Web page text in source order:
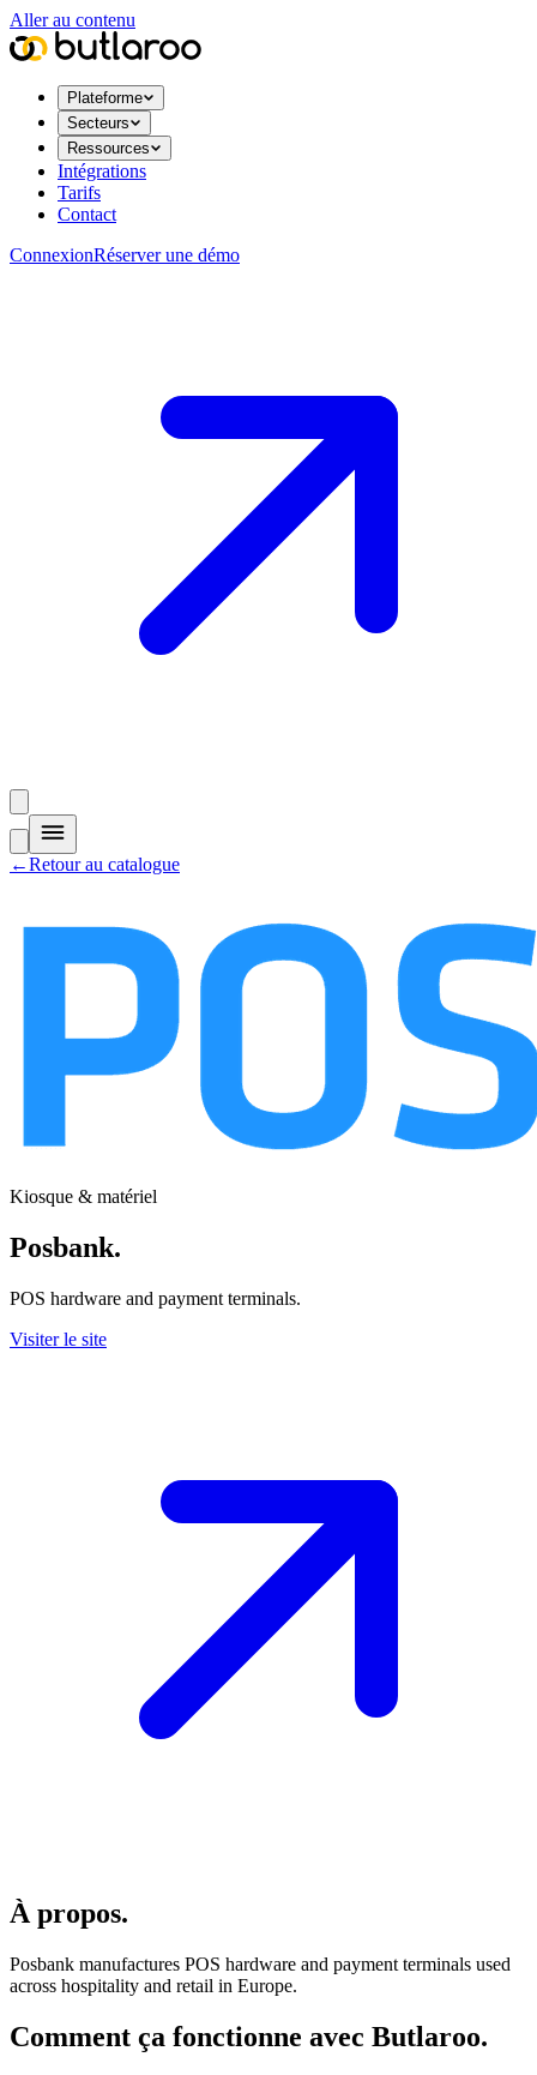
Aller au contenu
Plateforme
Secteurs
Ressources
Intégrations
Tarifs
Contact
ConnexionRéserver une démo
←Retour au catalogue
Kiosque & matériel
Posbank.
POS hardware and payment terminals.
Visiter le site
À propos.
Posbank manufactures POS hardware and payment terminals used
across hospitality and retail in Europe.
Comment ça fonctionne avec Butlaroo.